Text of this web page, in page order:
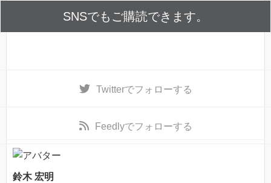
SNSでもご購読できます。
Twitterでフォローする
Feedlyでフォローする
鈴木 宏明